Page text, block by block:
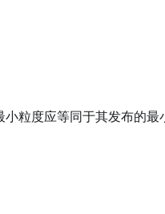
小粒度应等同于其发布的最